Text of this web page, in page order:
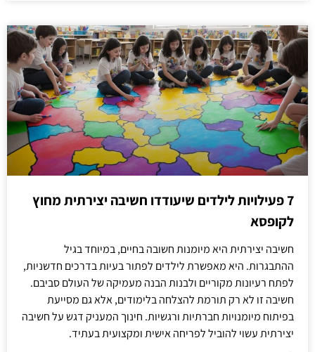
7 פעילויות לילדים שיעודדו חשיבה יצירתית מחוץ
לקופסא
חשיבה יצירתית היא מיומנות חשובה בחיים, במיוחד בגיל
ההתבגרות. היא מאפשרת לילדים לפתור בעיות בדרכים חדשניות,
לפתח רעיונות מקוריים ולבנות הבנה מעמיקה של העולם סביבם.
חשיבה זו לא רק תורמת להצלחה בלימודים, אלא גם מסייעת
בפיתוח מיומנויות חברתיות ורגשיות. חינוך המעניק דגש על חשיבה
יצירתית עשוי להוביל לפריחה אישית ומקצועית בעתיד.